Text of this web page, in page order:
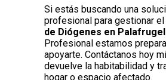
Si estás buscando una
profesional para gestionar el
de Diógenes en Palafrugell
Profesional estamos
apoyarte. Contáctanos hoy
devuelve la habitabilidad y
hogar o espacio afectado.